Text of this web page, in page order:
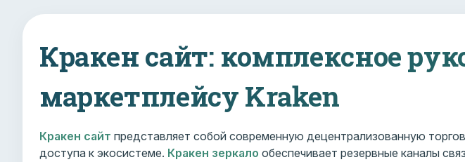
Кракен сайт: комплексное
маркетплейсу Kraken
Кракен сайт представляет собой современную децентрализованную
доступа к экосистеме. Кракен зеркало обеспечивает резервные каналы